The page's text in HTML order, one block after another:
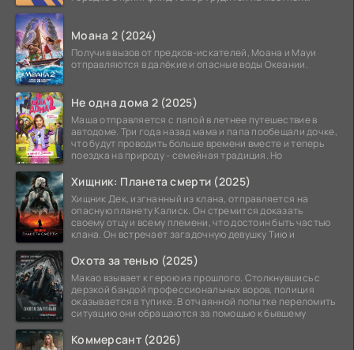
Моана 2 (2024)
Получив вызов от предков-искателей, Моана и Мауи
отправляются в далёкие и опасные воды Океании.
Не одна дома 2 (2025)
Маша отправляется с папой в летнее путешествие в
автодоме. Три года назад мама и папа пообещали дочке,
что будут проводить больше времени вместе и теперь
поездка на природу - семейная традиция. Но
Хищник: Планета смерти (2025)
Хищник Дек, изгнанный из клана, отправляется на
опасную планету Калиск. Он стремится доказать
своему отцу и всему племени, что достоин быть частью
клана. Он встречает загадочную девушку Тию и
Охота за тенью (2025)
Макао взывает к герою из прошлого. Столкнувшись с
дерзкой бандой профессиональных воров, полиция
оказывается в тупике. В отчаянной попытке переломить
ситуацию они обращаются за помощью к бывшему
Коммерсант (2026)